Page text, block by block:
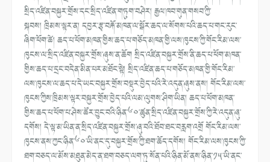
སྲིད་འཛིན་བསྐྱར་གྲོས་དང་སྲིད་འཛིན་གཏུག་བཤེར། རྒྱལ་ཁབ་གུན་གསབ་ཀྱི་
སྐབས། ཁྲིམས་ལྟར་ན། དབྱར་རྩྭ་བརྐོ་མཁན་ལ་སྒོར་ཆད་ལ་སོགས་པའི་ཆད་པ་གང་རུང་
ཞིག་ཕོག་ཚེ། ཆད་པ་ཕོག་མཁན་གྱིས་ཆད་པ་གཅོད་མཁན་གྱི་ལས་ཁུངས་ཀྱི་གོང་རིམ་ལས་
ཁུངས་ལ་སྲིད་འཛིན་བསྐྱར་གྲོས་ཞུས་ན་ཆོག སྲིད་འཛིན་བསྐྱར་གྲོས་ནི་ཆད་པ་ཕོག་མཁན་
གྱིས་ཆད་པ་དྲང་བདེན་མིན་པར་མཐོང་སྟེ། སྲིད་འཛིན་ཆད་པ་གཅོད་མཁན་གྱི་གོང་རིམ་
ལས་ཁུངས་ལ་ཆད་པ་དེ་ཡང་བསྐྱར་གྲོས་བསྡུར་བྱེད་པའི་རེ་འདུན་ཞུས་ནས། གོང་རིམ་ལས་
ཁུངས་ཀྱིས་ཁྲིམས་ལྟར་བསྐྱར་གྲོས་བྱེད་པའི་ལམ་ལུགས་ཤིག་ཡིན། ཆད་པ་ཕོག་མཁན་
གྱིས་ཆད་པ་ཕོག་པ་ཤེས་ཚོར་བྱུང་བའི་ཉིན་༦༠་ཚུན་སྲིད་འཛིན་བསྐྱར་གྲོས་ཀྱི་རེ་འདུན་ཞུ་
དགོས། དེ་ལྟ་མ་ཡིན་ན་སྲིད་འཛིན་བསྐྱར་གྲོས་ཞུ་བའི་ཐོབ་ཐང་བརླག་འགྲོ གོང་རིམ་ལས་
ཁུངས་ནས་ཀྱང་ཉིན་༦༠་ཡི་ནང་དུ་བསྐྱར་གྲོས་ཀྱི་ཐག་ཆོད་དགོས། གོང་རིམ་ལས་ཁུངས་ཀྱི་
ཐག་བཅད་ལ་མོས་མཐུན་མེད་ན་ཐག་བཅད་ལག་ཏུ་སོན་པའི་ཉིན་མོ་ནས་ཉིན་༡༥་ཡི་ནང་